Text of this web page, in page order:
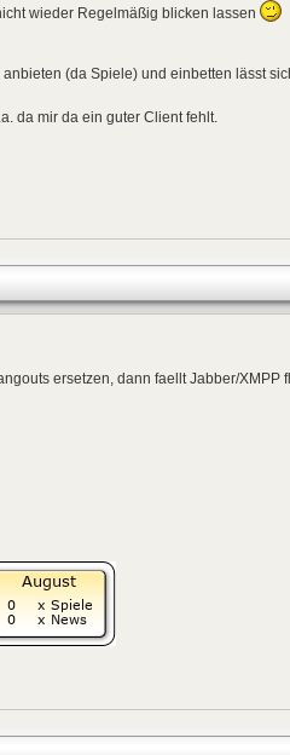
wieder Regelmäßig blicken lassen
(da Spiele) und einbetten lässt
da mir da ein guter Client fehlt.
ersetzen, dann faellt Jabber/XMPP